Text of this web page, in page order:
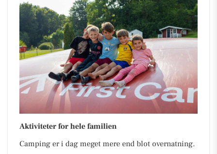
Aktiviteter for hele familien
Camping er i dag meget mere end blot overnatning.